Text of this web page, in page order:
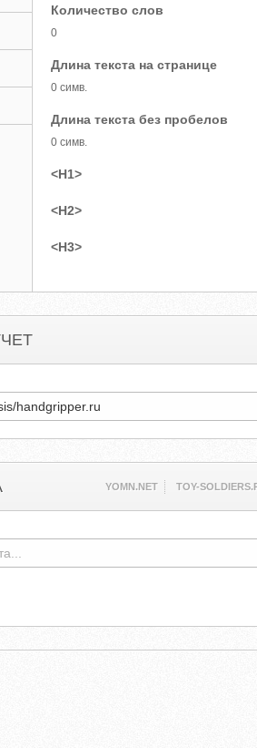
Количество слов
0
Длина текста на странице
0 симв.
Длина текста без пробелов
0 симв.
<H1>
<H2>
<H3>
YOMN.NET TOY-